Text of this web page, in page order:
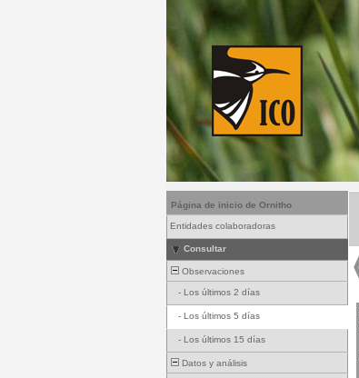
Página de inicio de Ornitho
Entidades colaboradoras
Consultar
Observaciones
- Los últimos 2 días
- Los últimos 5 días
- Los últimos 15 días
Datos y análisis